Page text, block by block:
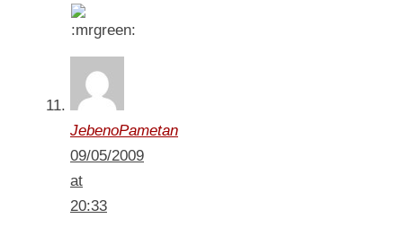
JebenoPametan
09/05/2009
at
20:33